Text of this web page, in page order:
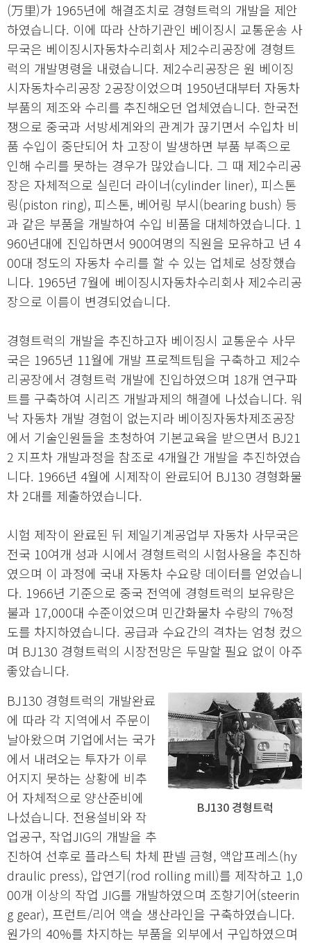
(万里)가 1965년에 해결조치로 경형트럭의 개발을 제안
하였습니다. 이에 따라 산하기관인 베이징시 교통운송 사
무국은 베이징시자동차수리회사 제2수리공장에 경형트
럭의 개발명령을 내렸습니다. 제2수리공장은 원 베이징
시자동차수리공장 2공장이었으며 1950년대부터 자동차
부품의 제조와 수리를 추진해오던 업체였습니다. 한국전
쟁으로 중국과 서방세계와의 관계가 끊기면서 수입차 비
품 수입이 중단되어 차 고장이 발생하면 부품 부족으로
인해 수리를 못하는 경우가 많았습니다. 그 때 제2수리공
장은 자체적으로 실린더 라이너(cylinder liner), 피스톤
링(piston ring), 피스톤, 베어링 부시(bearing bush) 등
과 같은 부품을 개발하여 수입 비품을 대체하였습니다. 1
960년대에 진입하면서 900여명의 직원을 모유하고 년 4
00대 정도의 자동차 수리를 할 수 있는 업체로 성장했습
니다. 1965년 7월에 베이징시자동차수리회사 제2수리공
장으로 이름이 변경되었습니다.
경형트럭의 개발을 추진하고자 베이징시 교통운수 사무
국은 1965년 11월에 개발 프로젝트팀을 구축하고 제2수
리공장에서 경형트럭 개발에 진입하였으며 18개 연구파
트를 구축하여 시리즈 개발과제의 해결에 나섰습니다. 워
낙 자동차 개발 경험이 없는지라 베이징자동차제조공장
에서 기술인원들을 초청하여 기본교육을 받으면서 BJ21
2 지프차 개발과정을 참조로 4개월간 개발을 추진하였습
니다. 1966년 4월에 시제작이 완료되어 BJ130 경형화물
차 2대를 제출하였습니다.
시험 제작이 완료된 뒤 제일기계공업부 자동차 사무국은
전국 10여개 성과 시에서 경형트럭의 시험사용을 추진하
였으며 이 과정에 국내 자동차 수요량 데이터를 얻었습니
다. 1966년 기준으로 중국 전역에 경형트럭의 보유량은
불과 17,000대 수준이었으며 민간화물차 수량의 7%정
도를 차지하였습니다. 공급과 수요간의 격차는 엄청 컸으
며 BJ130 경형트럭의 시장전망은 두말할 필요 없이 아주
좋았습니다.
BJ130 경형트럭
BJ130 경형트럭의 개발완료
에 따라 각 지역에서 주문이
날아왔으며 기업에서는 국가
에서 내려오는 투자가 이루
어지지 못하는 상황에 비추
어 자체적으로 양산준비에
나섰습니다. 전용설비와 작
업공구, 작업JIG의 개발을 추
진하여 선후로 플라스틱 차체 판넬 금형, 액압프레스(hy
draulic press), 압연기(rod rolling mill)를 제작하고 1,0
00개 이상의 작업 JIG를 개발하였으며 조향기어(steerin
g gear), 프런트/리어 액슬 생산라인을 구축하였습니다.
원가의 40%를 차지하는 부품을 외부에서 구입하였으며